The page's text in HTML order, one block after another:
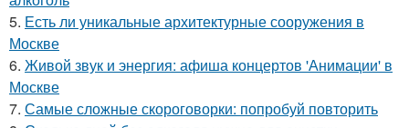
5. Есть ли уникальные архитектурные сооружения в
Москве
6. Живой звук и энергия: афиша концертов 'Анимации' в
Москве
7. Самые сложные скороговорки: попробуй повторить